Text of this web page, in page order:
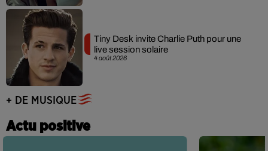
4 août 2026
Tiny Desk invite Charlie Puth pour une
live session solaire
+ DE MUSIQUE
Actu positive